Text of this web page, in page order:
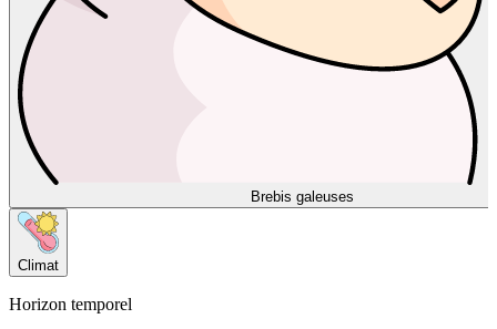
Brebis galeuses
Climat
Horizon temporel